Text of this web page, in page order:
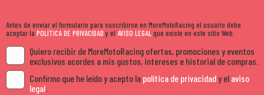
Antes de enviar el formulario para suscribirse en MoreMotoRacing el usuario debe
aceptar la POLÍTICA DE PRIVACIDADy el AVISO LEGALque existe en este sitio Web.
Quiero recibir de MoreMotoRacing ofertas, promociones y eventos
exclusivos acordes a mis gustos, intereses e historial de compras.
Confirmo que he leído y acepto la política de privacidady el aviso
legal.